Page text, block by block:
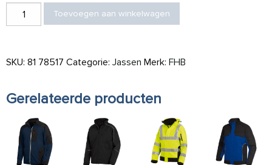
FHB Softshell-Gilet Martin aantal
Toevoegen aan winkelwagen
SKU: 81 78517 Categorie: Jassen Merk: FHB
Gerelateerde producten